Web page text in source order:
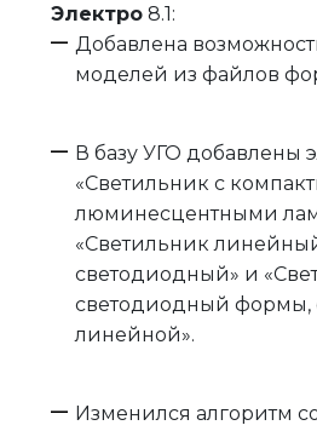
Электро 8.1:
Добавлена
моделей из файлов
В базу УГО добавлены
«Светильник с
люминесцентными
«Светильник
светодиодный» и
светодиодный формы,
линейной».
Изменился алгоритм